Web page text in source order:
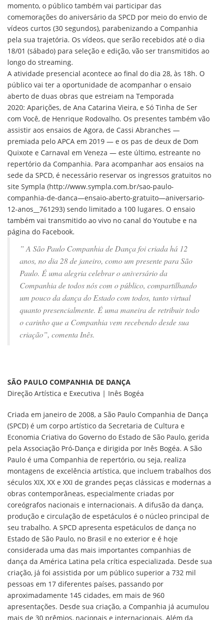
momento, o público também vai participar das
comemorações do aniversário da SPCD por meio do envio de
vídeos curtos (30 segundos), parabenizando a Companhia
pela sua trajetória. Os vídeos, que serão recebidos até o dia
18/01 (sábado) para seleção e edição, vão ser transmitidos ao
longo do streaming.
A atividade presencial acontece ao final do dia 28, às 18h. O
público vai ter a oportunidade de acompanhar o ensaio
aberto de duas obras que estreiam na Temporada
2020: Aparições, de Ana Catarina Vieira, e Só Tinha de Ser
com Você, de Henrique Rodovalho. Os presentes também vão
assistir aos ensaios de Agora, de Cassi Abranches —
premiada pelo APCA em 2019 — e os pas de deux de Dom
Quixote e Carnaval em Veneza — este último, estreante no
repertório da Companhia. Para acompanhar aos ensaios na
sede da SPCD, é necessário reservar os ingressos gratuitos no
site Sympla (http://www.sympla.com.br/sao-paulo-
companhia-de-danca—ensaio-aberto-gratuito—aniversario-
12-anos__761293) sendo limitado a 100 lugares. O ensaio
também vai transmitido ao vivo no canal do Youtube e na
página do Facebook.
” A São Paulo Companhia de Dança foi criada há 12
anos, no dia 28 de janeiro, como um presente para São
Paulo. É uma alegria celebrar o aniversário da
Companhia de todos nós com o público, compartilhando
um pouco da dança do Estado com todos, tanto virtual
quanto presencialmente. É uma maneira de retribuir todo
o carinho que a Companhia vem recebendo desde sua
criação”, comenta Inês.
SÃO PAULO COMPANHIA DE DANÇA
Direção Artística e Executiva | Inês Bogéa
Criada em janeiro de 2008, a São Paulo Companhia de Dança
(SPCD) é um corpo artístico da Secretaria de Cultura e
Economia Criativa do Governo do Estado de São Paulo, gerida
pela Associação Pró-Dança e dirigida por Inês Bogéa. A São
Paulo é uma Companhia de repertório, ou seja, realiza
montagens de excelência artística, que incluem trabalhos dos
séculos XIX, XX e XXI de grandes peças clássicas e modernas a
obras contemporâneas, especialmente criadas por
coreógrafos nacionais e internacionais. A difusão da dança,
produção e circulação de espetáculos é o núcleo principal de
seu trabalho. A SPCD apresenta espetáculos de dança no
Estado de São Paulo, no Brasil e no exterior e é hoje
considerada uma das mais importantes companhias de
dança da América Latina pela crítica especializada. Desde sua
criação, já foi assistida por um público superior a 732 mil
pessoas em 17 diferentes países, passando por
aproximadamente 145 cidades, em mais de 960
apresentações. Desde sua criação, a Companhia já acumulou
mais de 30 prêmios, nacionais e internacionais. Além da